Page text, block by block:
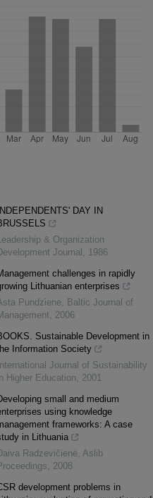
INDEPENDENTS' DAY IN
Leadership & Organization
Journal
1986
challenges in rapidly
Lithuanian enterprises
Pundziene
Baltic Journal of
2006
Sustainable Development in
Information Society
International Journal of Sustainability
Higher Education
2001
small and medium
using knowledge
frameworks: A case
in Lithuania
Radzevičienė Aslib
2008
development problems in